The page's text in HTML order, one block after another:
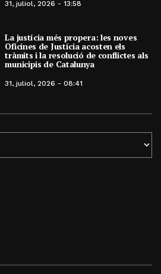
31, juliol, 2026 - 13:58
La justícia més propera: les noves
Oficines de Justícia acosten els
tràmits i la resolució de conflictes als
municipis de Catalunya
31, juliol, 2026 - 08:41